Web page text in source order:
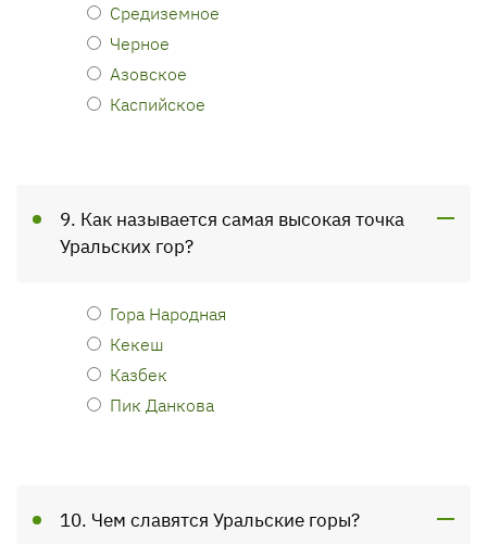
Средиземное
Черное
Азовское
Каспийское
9. Как называется самая высокая точка
Уральских гор?
Гора Народная
Кекеш
Казбек
Пик Данкова
10. Чем славятся Уральские горы?